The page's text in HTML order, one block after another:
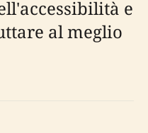
e
al meglio